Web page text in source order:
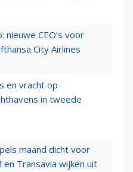
nieuwe CEO’s voor
City Airlines
en vracht op
in tweede
maand dicht voor
en Transavia wijken uit